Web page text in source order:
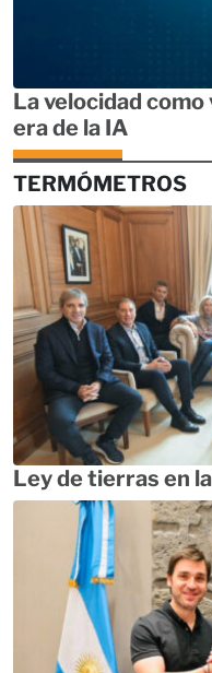
La velocidad
era de la IA
TERMÓMETROS
Ley de tierras en